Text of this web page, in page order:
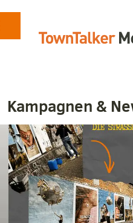
Kampagnen &